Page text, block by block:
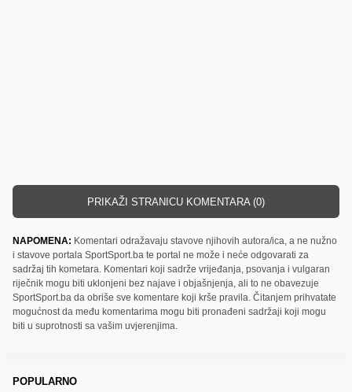
PRIKAŽI STRANICU KOMENTARA (0)
NAPOMENA: Komentari odražavaju stavove njihovih autora/ica, a ne nužno
i stavove portala SportSport.ba te portal ne može i neće odgovarati za
sadržaj tih kometara. Komentari koji sadrže vrijeđanja, psovanja i vulgaran
riječnik mogu biti uklonjeni bez najave i objašnjenja, ali to ne obavezuje
SportSport.ba da obriše sve komentare koji krše pravila. Čitanjem prihvatate
mogućnost da među komentarima mogu biti pronađeni sadržaji koji mogu
biti u suprotnosti sa vašim uvjerenjima.
POPULARNO